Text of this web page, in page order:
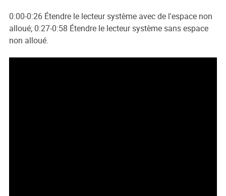
0:00-0:26 Étendre le lecteur système avec de l'espace non
alloué; 0:27-0:58 Étendre le lecteur système sans espace
non alloué.